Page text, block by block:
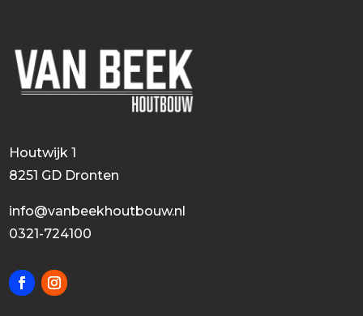
Houtwijk 1
8251 GD Dronten
info@vanbeekhoutbouw.nl
0321-724100